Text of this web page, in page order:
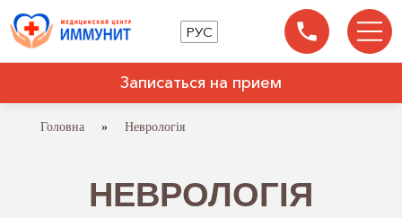
РУС
Записаться на прием
Головна » Неврологія
НЕВРОЛОГІЯ